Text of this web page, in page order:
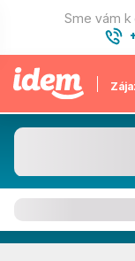
Sme vám k